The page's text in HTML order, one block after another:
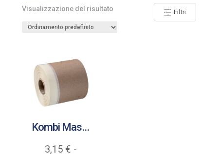
Filtri
Visualizzazione del risultato
Kombi Mask Profi Pellicola protettiva
3,15 € -